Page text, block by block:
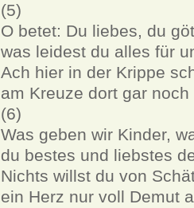
(5)
O betet: Du liebes, du
was leidest du alles für
Ach hier in der Krippe
am Kreuze dort gar
(6)
Was geben wir Kinder,
du bestes und liebstes
Nichts willst du von
ein Herz nur voll Demut